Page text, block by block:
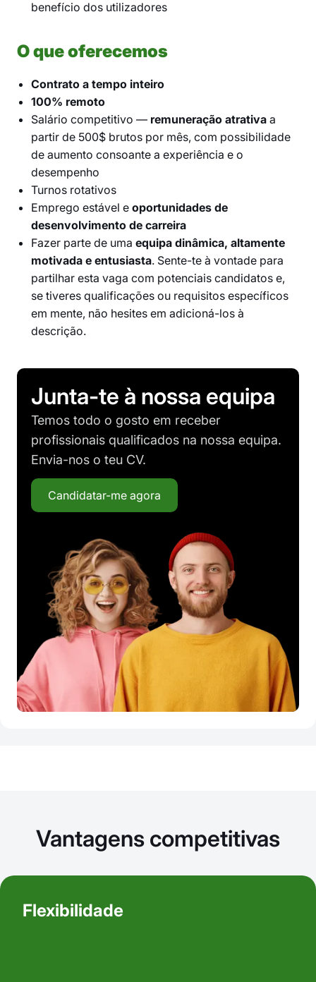
benefício dos utilizadores
O que oferecemos
Contrato a tempo inteiro
100% remoto
Salário competitivo — remuneração atrativa a
partir de 500$ brutos por mês, com possibilidade
de aumento consoante a experiência e o
desempenho
Turnos rotativos
Emprego estável e oportunidades de
desenvolvimento de carreira
Fazer parte de uma equipa dinâmica, altamente
motivada e entusiasta. Sente-te à vontade para
partilhar esta vaga com potenciais candidatos e,
se tiveres qualificações ou requisitos específicos
em mente, não hesites em adicioná-los à
descrição.
Junta-te à nossa equipa
Temos todo o gosto em receber
profissionais qualificados na nossa equipa.
Envia-nos o teu CV.
Candidatar-me agora
Vantagens competitivas
Flexibilidade